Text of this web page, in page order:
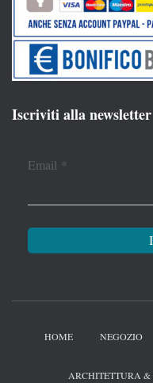
Iscriviti alla newsletter
Email *
HOME NEGOZIO
ARCHITETTURA &